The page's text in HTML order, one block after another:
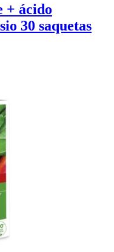
+ ácido
30 saquetas